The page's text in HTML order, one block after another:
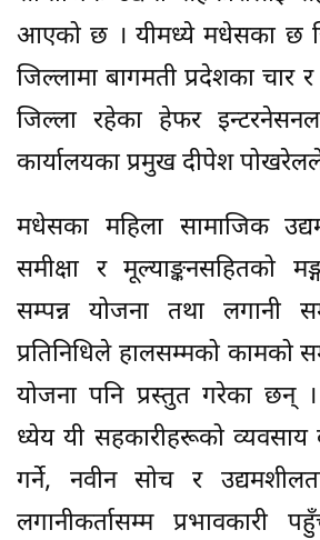
आएको छ । यीमध्ये मधेसका छ
जिल्लामा बागमती प्रदेशका चार
जिल्ला रहेका हेफर
कार्यालयका प्रमुख दीपेश
मधेसका महिला सामाजिक
समीक्षा र मूल्याङ्कनसहितको
सम्पन्न योजना तथा लगानी
प्रतिनिधिले हालसम्मको कामको
योजना पनि प्रस्तुत गरेका छन्
ध्येय यी सहकारीहरूको व्यवसाय
गर्ने, नवीन सोच र
लगानीकर्तासम्म प्रभावकारी